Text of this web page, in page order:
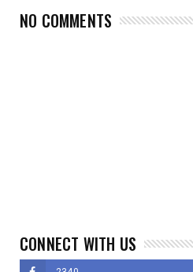
NO COMMENTS
CONNECT WITH US